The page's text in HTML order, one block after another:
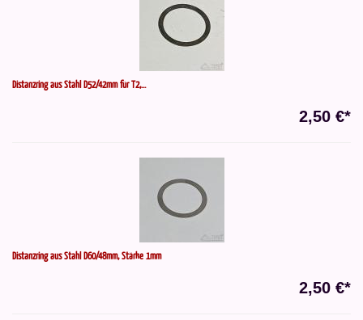
Distanzring aus Stahl D52/42mm für T2,...
2,50 €*
Distanzring aus Stahl D60/48mm, Stärke 1mm
2,50 €*